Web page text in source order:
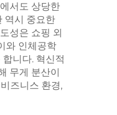
서도 상당한
역시 중요한
성은 쇼핑 외
와 인체공학
니다. 혁신적
무게 분산이
즈니스 환경,